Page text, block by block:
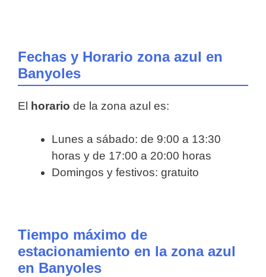
Fechas y Horario zona azul en
Banyoles
El horario de la zona azul es:
Lunes a sábado: de 9:00 a 13:30
horas y de 17:00 a 20:00 horas
Domingos y festivos: gratuito
Tiempo máximo de
estacionamiento en la zona azul
en Banyoles